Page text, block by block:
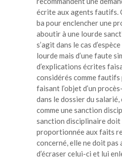
écrite aux agents fautifs.
ba pour enclencher une
aboutir à une lourde
s’agit dans le cas
lourde mais d’une faute
d’explications écrites
considérés comme fautifs
faisant l’objet d’un
dans le dossier du
comme une sanction
sanction disciplinaire
proportionnée aux faits
concerné, elle ne doit
d’écraser celui-ci et lui